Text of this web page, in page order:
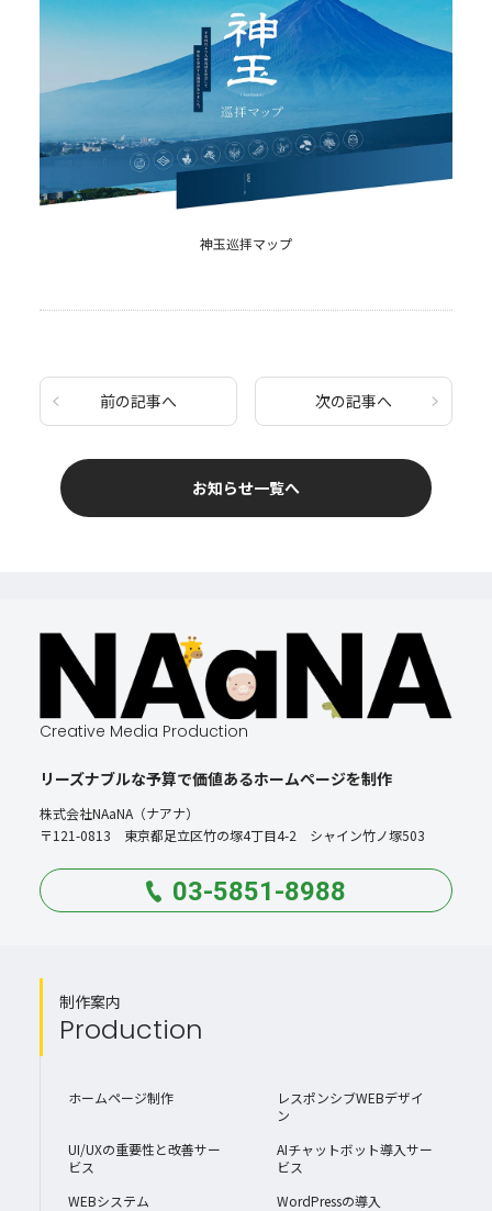
神玉巡拝マップ
前の記事へ 次の記事へ
お知らせ一覧へ
Creative Media Production
リーズナブルな予算で価値あるホームページを制作
株式会社NAaNA（ナアナ）
〒121-0813 東京都足立区竹の塚4丁目4-2 シャイン竹ノ塚503
03-5851-8988
制作案内
Production
ホームページ制作
レスポンシブWEBデザイ
ン
UI/UXの重要性と改善サー
ビス
AIチャットボット導入サー
ビス
WEBシステム
WordPressの導入